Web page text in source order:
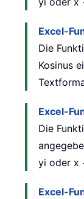
Excel-
Die
Kosinus
Excel-
Die
yi oder x
Excel-